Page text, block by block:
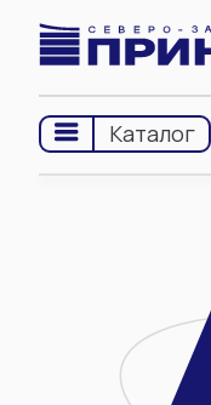
Каталог